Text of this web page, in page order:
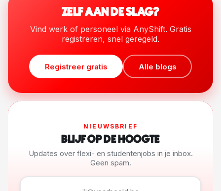
ZELF AAN DE SLAG?
Vind werk of personeel via AnyShift. Gratis
registreren, snel geregeld.
Registreer gratis Alle blogs
NIEUWSBRIEF
BLIJF OP DE HOOGTE
Updates over flexi- en studentenjobs in je inbox.
Geen spam.